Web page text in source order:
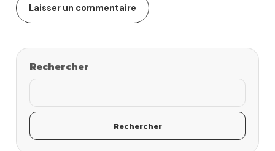
Rechercher
Rechercher